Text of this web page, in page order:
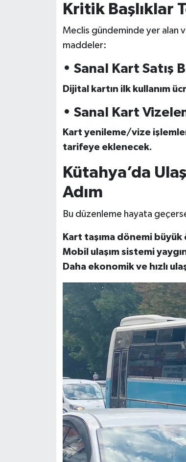
Kritik Başlıklar
Meclis gündeminde yer alan
maddeler:
• Sanal Kart Satış
Dijital kartın ilk kullanım
• Sanal Kart
Kart yenileme/vize
tarifeye eklenecek.
Kütahya’da
Adım
Bu düzenleme hayata
Kart taşıma dönemi
Mobil ulaşım sistemi
Daha ekonomik ve hızlı